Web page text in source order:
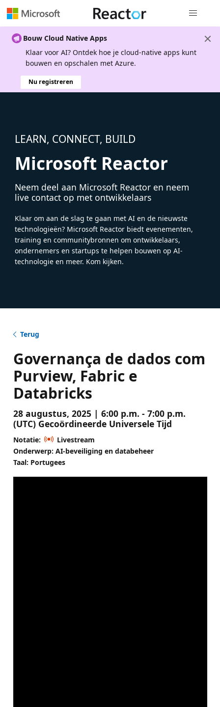
Bouw Cloud Native Apps
Klaar voor AI? Ontdek hoe je cloud-native apps kunt
bouwen en opschalen met Azure.
Nu registreren
LEARN, CONNECT, BUILD
Microsoft Reactor
Neem deel aan Microsoft Reactor en neem
live contact op met ontwikkelaars
Klaar om aan de slag te gaan met AI en de nieuwste
technologieën? Microsoft Reactor biedt evenementen,
training en communitybronnen om ontwikkelaars,
ondernemers en startups te helpen bouwen op AI-
technologie en meer. Kom kijken.
Terug
Governança de dados com
Purview, Fabric e
Databricks
28 augustus, 2025 | 6:00 p.m. - 7:00 p.m.
(UTC) Gecoördineerde Universele Tijd
Notatie:
Livestream
Onderwerp: AI-beveiliging en databeheer
Taal: Portugees